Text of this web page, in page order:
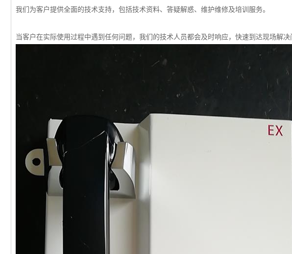
我们为客户提供全面的技术支持，包括技术资料、答疑解惑、维护维修及培训服务。
当客户在实际使用过程中遇到任何问题，我们的技术人员都会及时响应，快速到达现场解决